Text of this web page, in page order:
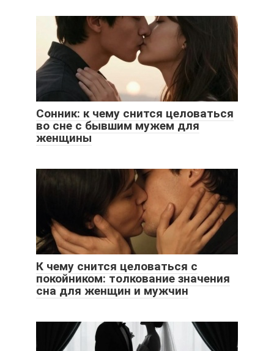
Сонник: к чему снится целоваться
во сне с бывшим мужем для
женщины
К чему снится целоваться с
покойником: толкование значения
сна для женщин и мужчин